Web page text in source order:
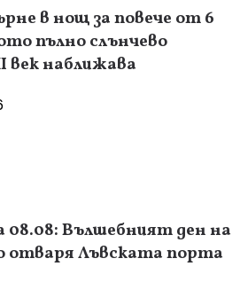
в нощ за повече от 6
пълно слънчево
век наближава
08.08: Вълшебният ден на
отваря Лъвската порта